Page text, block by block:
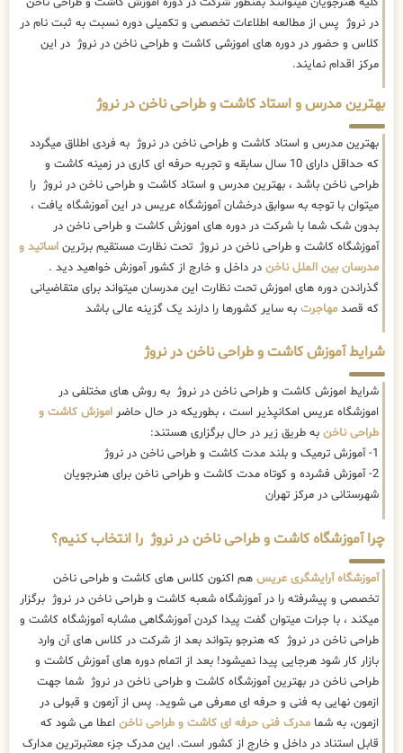
در نروژ پس از مطالعه اطلاعات تخصصی و تکمیلی دوره نسبت به ثبت نام در
کلاس و حضور در دوره های اموزشی کاشت و طراحی ناخن در نروژ در این
مرکز اقدام نمایند.
بهترین مدرس و استاد کاشت و طراحی ناخن در نروژ
بهترین مدرس و استاد کاشت و طراحی ناخن در نروژ به فردی اطلاق میگردد
که حداقل دارای 10 سال سابقه و تجربه حرفه ای کاری در زمینه کاشت و
طراحی ناخن باشد ، بهترین مدرس و استاد کاشت و طراحی ناخن در نروژ را
میتوان با توجه به سوابق درخشان آموزشگاه عریس در این آموزشگاه یافت ،
بدون شک شما با شرکت در دوره های اموزش کاشت و طراحی ناخن در
آموزشگاه کاشت و طراحی ناخن در نروژ تحت نظارت مستقیم برترین اساتید و
مدرسان بین الملل ناخن در داخل و خارج از کشور آموزش خواهید دید .
گذراندن دوره های اموزش تحت نظارت این مدرسان میتواند برای متقاضیانی
که قصد مهاجرت به سایر کشورها را دارند یک گزینه عالی باشد
شرایط آموزش کاشت و طراحی ناخن در نروژ
شرایط اموزش کاشت و طراحی ناخن در نروژ به روش های مختلفی در
اموزشگاه عریس امکانپذیر است ، بطوریکه در حال حاضر اموزش کاشت و
طراحی ناخن به طریق زیر در حال برگزاری هستند:
1- آموزش ترمیک و بلند مدت کاشت و طراحی ناخن در نروژ
2- آموزش فشرده و کوتاه مدت کاشت و طراحی ناخن برای هنرجویان
شهرستانی در مرکز تهران
چرا آموزشگاه کاشت و طراحی ناخن در نروژ را انتخاب کنیم؟
آموزشگاه آرایشگری عریس هم اکنون کلاس های کاشت و طراحی ناخن
تخصصی و پیشرفته را در آموزشگاه شعبه کاشت و طراحی ناخن در نروژ برگزار
میکند ، با جرات میتوان گفت پیدا کردن آموزشگاهی مشابه آموزشگاه کاشت و
طراحی ناخن در نروژ که هنرجو بتواند بعد از شرکت در کلاس های آن وارد
بازار کار شود هرجایی پیدا نمیشود! بعد از اتمام دوره های آموزش کاشت و
طراحی ناخن در بهترین آموزشگاه کاشت و طراحی ناخن در نروژ شما جهت
ازمون نهایی به فنی و حرفه ای معرفی می شوید. پس از آزمون و قبولی در
ازمون، به شما مدرک فنی حرفه ای کاشت و طراحی ناخن اعطا می شود که
قابل استناد در داخل و خارج از کشور است. این مدرک جزء معتبرترین مدارک